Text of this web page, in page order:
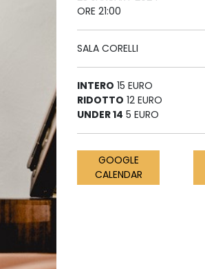
ORE 21:00
SALA CORELLI
INTERO 15 EURO
RIDOTTO 12 EURO
UNDER 14 5 EURO
GOOGLE
CALENDAR